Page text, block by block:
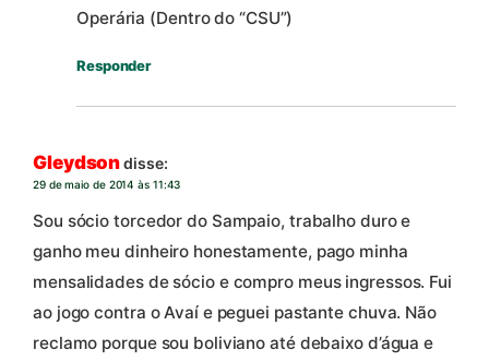
Operária (Dentro do “CSU”)
Responder
Gleydsondisse:
29 de maio de 2014 às 11:43
Sou sócio torcedor do Sampaio, trabalho duro e
ganho meu dinheiro honestamente, pago minha
mensalidades de sócio e compro meus ingressos. Fui
ao jogo contra o Avaí e peguei pastante chuva. Não
reclamo porque sou boliviano até debaixo d’água e